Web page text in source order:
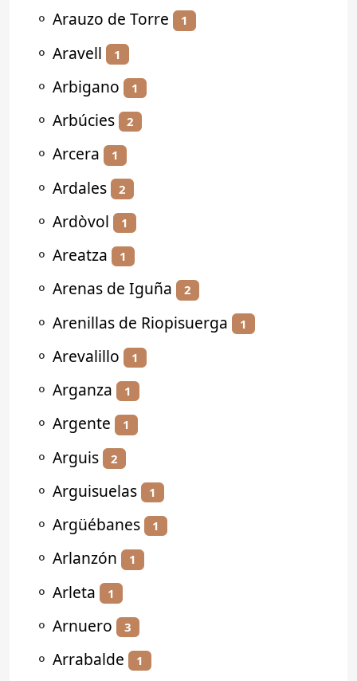
⚬ Arauzo de Torre 1
⚬ Aravell 1
⚬ Arbigano 1
⚬ Arbúcies 2
⚬ Arcera 1
⚬ Ardales 2
⚬ Ardòvol 1
⚬ Areatza 1
⚬ Arenas de Iguña 2
⚬ Arenillas de Riopisuerga 1
⚬ Arevalillo 1
⚬ Arganza 1
⚬ Argente 1
⚬ Arguis 2
⚬ Arguisuelas 1
⚬ Argüébanes 1
⚬ Arlanzón 1
⚬ Arleta 1
⚬ Arnuero 3
⚬ Arrabalde 1